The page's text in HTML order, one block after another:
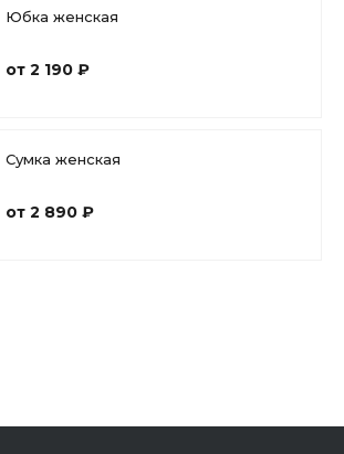
Юбка женская
от 2 190 ₽
Сумка женская
от 2 890 ₽